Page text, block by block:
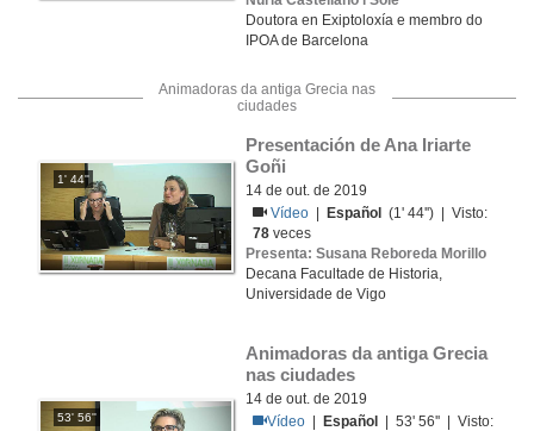
Doutora en Exiptoloxía e membro do
IPOA de Barcelona
Animadoras da antiga Grecia nas
ciudades
1' 44''
Presentación de Ana Iriarte
Goñi
14 de out. de 2019
Vídeo
Español
(1' 44'') | Visto:
78 veces
Presenta: Susana Reboreda Morillo
Decana Facultade de Historia,
Universidade de Vigo
53' 56''
Animadoras da antiga Grecia
nas ciudades
14 de out. de 2019
Vídeo
Español
| 53' 56'' | Visto: